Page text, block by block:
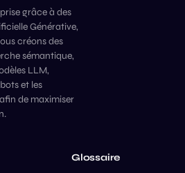
grâce à des
Générative,
créons des
sémantique,
LLM,
et les
de maximiser
Glossaire